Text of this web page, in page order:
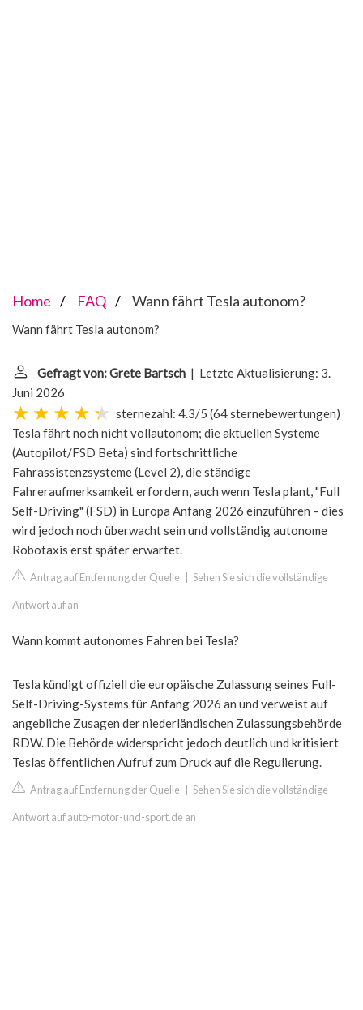
Home FAQ Wann fährt Tesla autonom?
Wann fährt Tesla autonom?
Gefragt von: Grete Bartsch | Letzte Aktualisierung: 3.
Juni 2026
sternezahl: 4.3/5 (64 sternebewertungen)
Tesla fährt noch nicht vollautonom; die aktuellen Systeme
(Autopilot/FSD Beta) sind fortschrittliche
Fahrassistenzsysteme (Level 2), die ständige
Fahreraufmerksamkeit erfordern, auch wenn Tesla plant, "Full
Self-Driving" (FSD) in Europa Anfang 2026 einzuführen – dies
wird jedoch noch überwacht sein und vollständig autonome
Robotaxis erst später erwartet.
Antrag auf Entfernung der Quelle Sehen Sie sich die vollständige
Antwort auf an
Wann kommt autonomes Fahren bei Tesla?
Tesla kündigt offiziell die europäische Zulassung seines Full-
Self-Driving-Systems für Anfang 2026 an und verweist auf
angebliche Zusagen der niederländischen Zulassungsbehörde
RDW. Die Behörde widerspricht jedoch deutlich und kritisiert
Teslas öffentlichen Aufruf zum Druck auf die Regulierung.
Antrag auf Entfernung der Quelle Sehen Sie sich die vollständige
Antwort auf auto-motor-und-sport.de an